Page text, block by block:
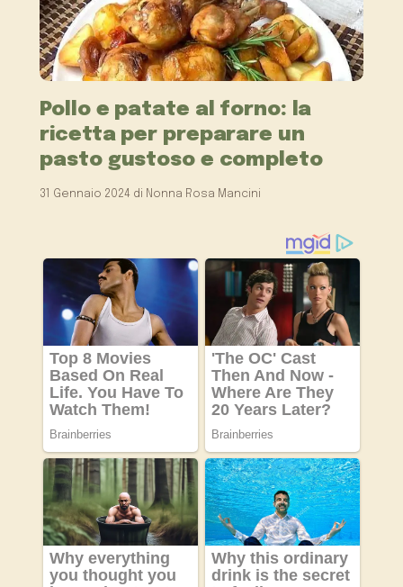
Pollo e patate al forno: la
ricetta per preparare un
pasto gustoso e completo
31 Gennaio 2024 di Nonna Rosa Mancini